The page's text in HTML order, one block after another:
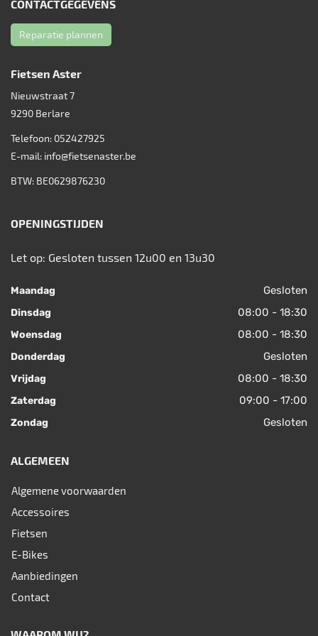
CONTACTGEGEVENS
Reparatie plannen
Fietsen Aster
Nieuwstraat 7
9290 Berlare
Telefoon: 052427925
E-mail: info@fietsenaster.be
BTW: BE0629876230
OPENINGSTIJDEN
Let op: Gesloten tussen 12u00 en 13u30
Maandag Gesloten
Dinsdag 08:00 - 18:30
Woensdag 08:00 - 18:30
Donderdag Gesloten
Vrijdag 08:00 - 18:30
Zaterdag 09:00 - 17:00
Zondag Gesloten
ALGEMEEN
Algemene voorwaarden
Accessoires
Fietsen
E-Bikes
Aanbiedingen
Contact